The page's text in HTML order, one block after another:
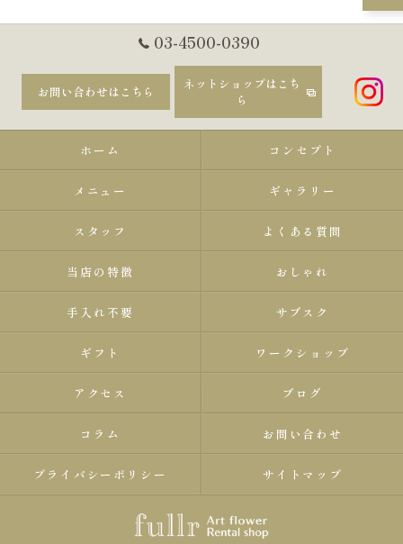
03-4500-0390
お問い合わせはこちら
ネットショップはこち
ら
ホーム コンセプト
メニュー ギャラリー
スタッフ よくある質問
当店の特徴 おしゃれ
手入れ不要 サブスク
ギフト ワークショップ
アクセス ブログ
コラム お問い合わせ
プライバシーポリシー サイトマップ